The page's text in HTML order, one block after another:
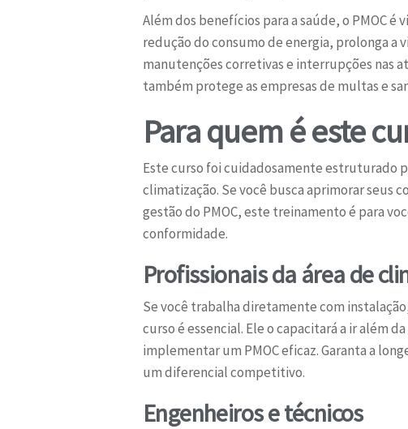
Além dos benefícios para a saúde, o PMOC
redução do consumo de energia, prolonga a
manutenções corretivas e interrupções nas
também protege as empresas de multas e
Para quem é este
Este curso foi cuidadosamente estruturado
climatização. Se você busca aprimorar seus
gestão do PMOC, este treinamento é para
conformidade.
Profissionais da área de
Se você trabalha diretamente com
curso é essencial. Ele o capacitará a ir além
implementar um PMOC eficaz. Garanta a
um diferencial competitivo.
Engenheiros e técnicos